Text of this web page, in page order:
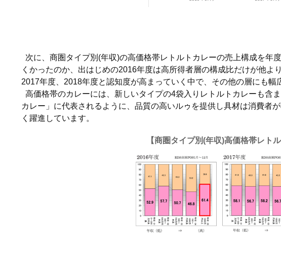
次に、商圏タイプ別(年収)の高価格帯レトルトカレーの売上構成を年
くかったのか、出はじめの2016年度は高所得者層の構成比だけが他よ
2017年度、2018年度と認知度が高まっていく中で、その他の層にも幅
高価格帯のカレーには、新しいタイプの4袋入りレトルトカレーも
カレー」に代表されるように、品質の高いルゥを提供し具材は消費者
く躍進しています。
【商圏タイプ別(年収)高価格帯レト